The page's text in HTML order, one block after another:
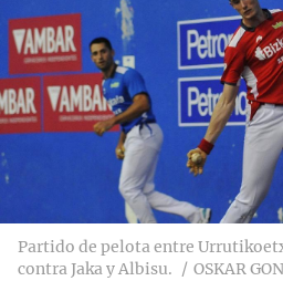
Partido de pelota entre
contra Jaka y Albisu.
OSKAR